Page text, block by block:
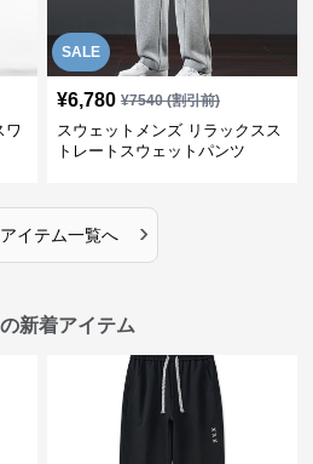
ワ
SALE
¥6,780 ¥7540(割引前)
スウェットメンズ リラックスス
トレートスウェットパンツ
イテム一覧へ ›
新着アイテム